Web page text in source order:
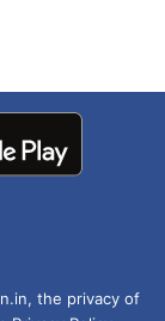
the privacy of